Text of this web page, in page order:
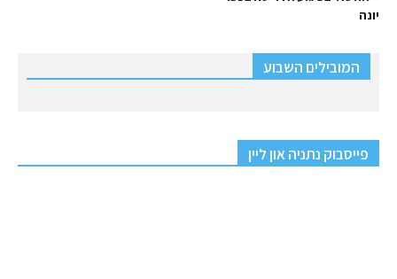
יונה
המובילים השבוע
פייסבוק נתניה און ליין